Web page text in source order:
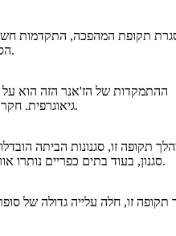
תקופת המהפכה, התקדמות
הספנות המסחרית והקמת הממשלה.
ההתמקדות של הז'אנר הזה הוא על
גיאוגרפית. חקר של זמן ומרחב היו חידושים בדיוני.
תקופה זו, סגנונות הביתה
נפוצים Townhouse סגנון, בעוד בתים כפריים נותרו אורינטציה חווה.
תקופה זו, חלה עלייה גדולה של